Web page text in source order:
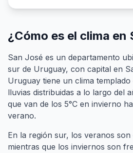
¿Cómo es el clima en
San José es un departamento
sur de Uruguay, con capital en
Uruguay tiene un clima
lluvias distribuidas a lo largo del
que van de los 5°C en invierno
verano.
En la región sur, los veranos
mientras que los inviernos son